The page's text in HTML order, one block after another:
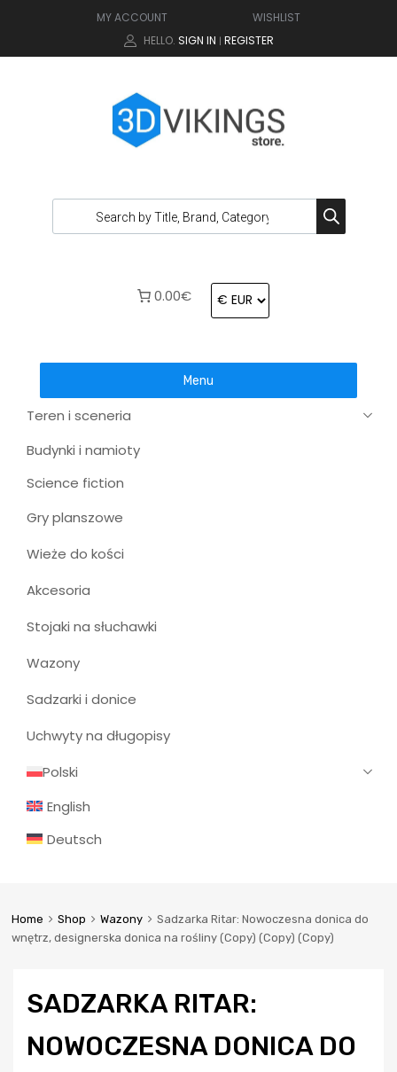
MY ACCOUNT
WISHLIST
HELLO. SIGN IN | REGISTER
0.00€
Menu
Teren i sceneria
Budynki i namioty
Science fiction
Gry planszowe
Wieże do kości
Akcesoria
Stojaki na słuchawki
Wazony
Sadzarki i donice
Uchwyty na długopisy
Polski
English
Deutsch
Home Shop Wazony
Sadzarka Ritar: Nowoczesna donica do
wnętrz, designerska donica na rośliny (Copy) (Copy) (Copy)
SADZARKA RITAR:
NOWOCZESNA DONICA DO